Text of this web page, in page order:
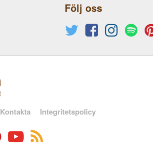
Följ oss
Kontakta Integritetspolicy